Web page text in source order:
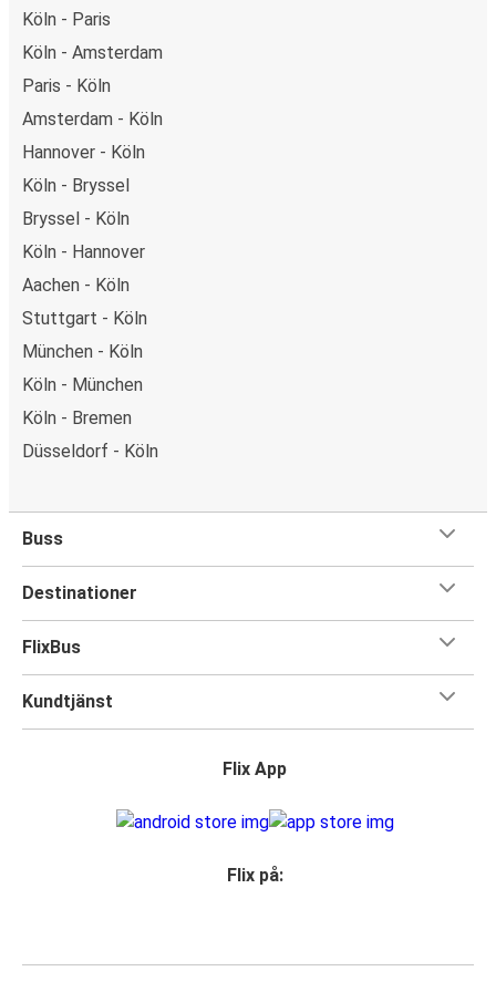
Köln - Paris
Köln - Amsterdam
Paris - Köln
Amsterdam - Köln
Hannover - Köln
Köln - Bryssel
Bryssel - Köln
Köln - Hannover
Aachen - Köln
Stuttgart - Köln
München - Köln
Köln - München
Köln - Bremen
Düsseldorf - Köln
Buss
Destinationer
FlixBus
Kundtjänst
Flix App
Flix på: